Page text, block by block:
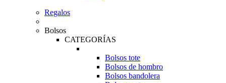
Regalos
Bolsos
CATEGORÍAS
Bolsos tote
Bolsos de hombro
Bolsos bandolera